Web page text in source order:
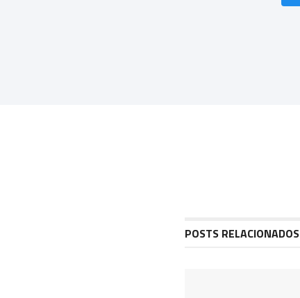
POSTS RELACIONADOS